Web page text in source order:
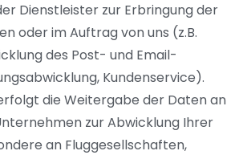
Dienstleister zur Erbringung der
oder im Auftrag von uns (z.B.
des Post- und Email-
Kundenservice).
die Weitergabe der Daten an
zur Abwicklung Ihrer
an Fluggesellschaften,